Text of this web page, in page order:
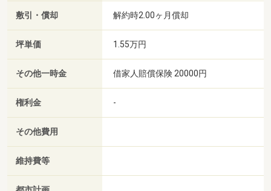
敷引・償却 解約時2.00ヶ月償却
坪単価 1.55万円
その他一時金 借家人賠償保険 20000円
権利金 -
その他費用
維持費等